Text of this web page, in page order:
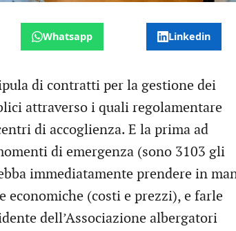
Whatsapp Linkedin
di contratti per la gestione dei
attraverso i quali regolamentare
di accoglienza. E la prima ad
di emergenza (sono 3103 gli
immediatamente prendere in
economiche (costi e prezzi), e farle
dell’Associazione albergatori